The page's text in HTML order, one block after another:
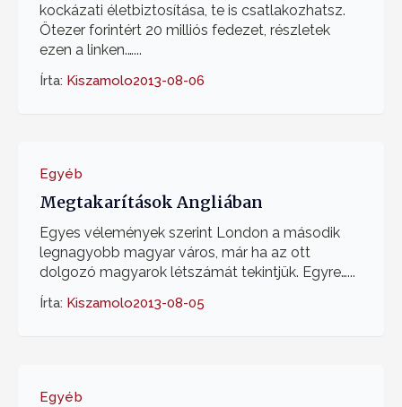
kockázati életbiztosítása, te is csatlakozhatsz.
Ötezer forintért 20 milliós fedezet, részletek
ezen a linken.…...
Írta: Kiszamolo2013-08-06
Egyéb
Megtakarítások Angliában
Egyes vélemények szerint London a második
legnagyobb magyar város, már ha az ott
dolgozó magyarok létszámát tekintjük. Egyre…...
Írta: Kiszamolo2013-08-05
Egyéb